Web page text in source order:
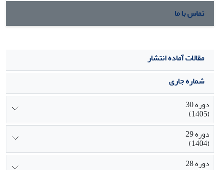
تماس با ما
مقالات آماده انتشار
شماره جاری
دوره 30
(1405)
دوره 29
(1404)
دوره 28